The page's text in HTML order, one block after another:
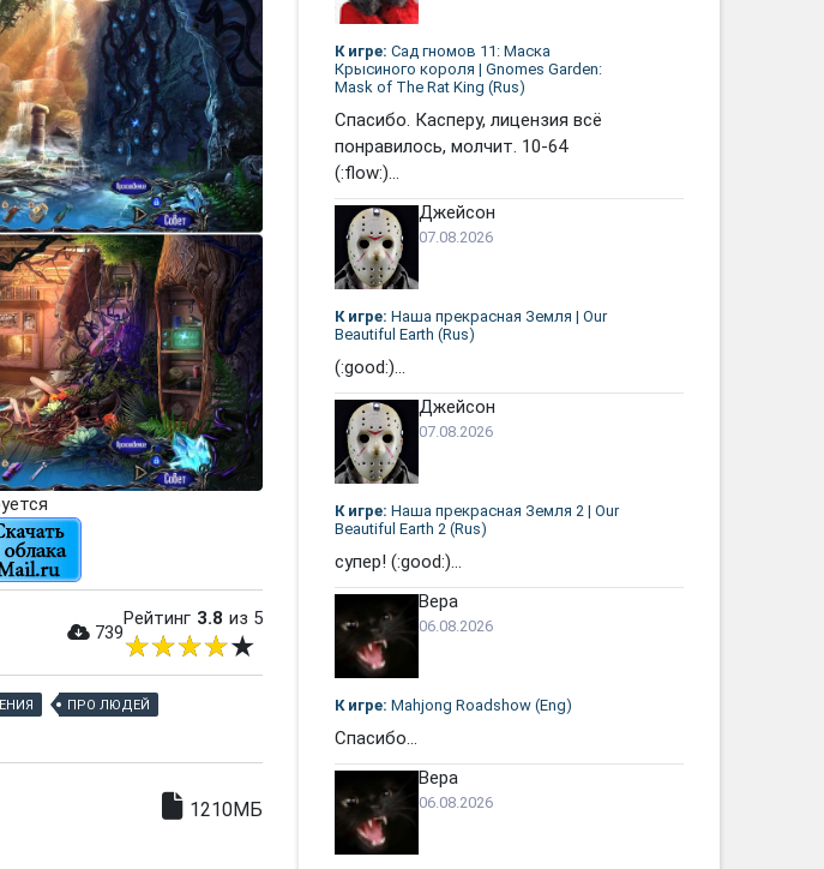
739
Рейтинг 3.8 из 5
ПРО ЛЮДЕЙ
1210МБ
К игре: Сад гномов 11: Маска
Крысиного короля | Gnomes Garden:
Mask of The Rat King (Rus)
Спасибо. Касперу, лицензия всё
понравилось, молчит. 10-64
(:flow:)...
Джейсон
07.08.2026
К игре: Наша прекрасная Земля | Our
Beautiful Earth (Rus)
(:good:)...
Джейсон
07.08.2026
К игре: Наша прекрасная Земля 2 | Our
Beautiful Earth 2 (Rus)
супер! (:good:)...
Вера
06.08.2026
К игре: Mahjong Roadshow (Eng)
Спасибо...
Вера
06.08.2026